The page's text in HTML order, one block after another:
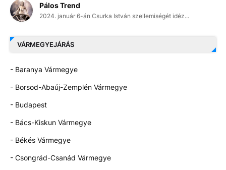
Pálos Trend
2024. január 6-án Csurka István szellemiségét idéz...
VÁRMEGYEJÁRÁS
- Baranya Vármegye
- Borsod-Abaúj-Zemplén Vármegye
- Budapest
- Bács-Kiskun Vármegye
- Békés Vármegye
- Csongrád-Csanád Vármegye